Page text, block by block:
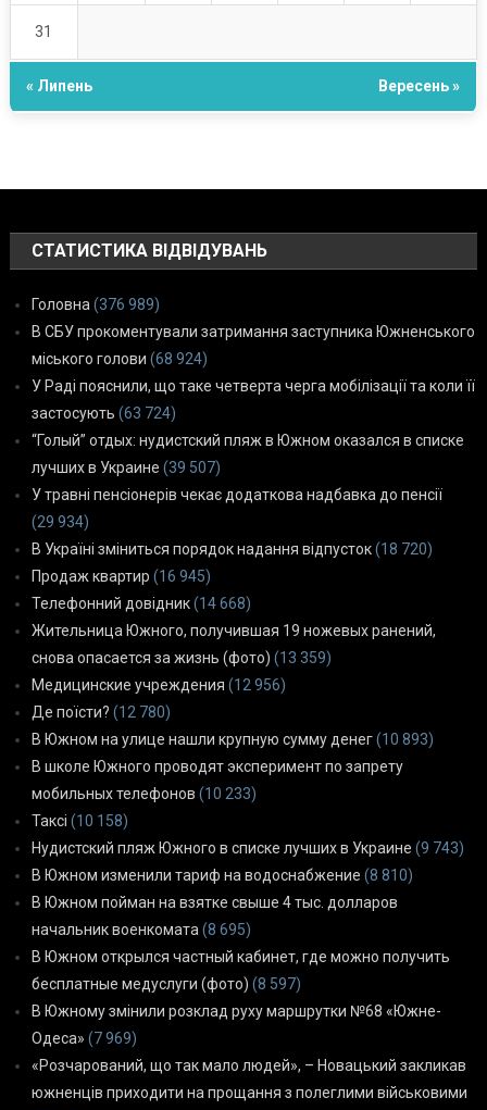
31
« Липень Вересень »
СТАТИСТИКА ВІДВІДУВАНЬ
Головна (376 989)
В СБУ прокоментували затримання заступника Южненського
міського голови (68 924)
У Раді пояснили, що таке четверта черга мобілізації та коли її
застосують (63 724)
“Голый” отдых: нудистский пляж в Южном оказался в списке
лучших в Украине (39 507)
У травні пенсіонерів чекає додаткова надбавка до пенсії
(29 934)
В Україні зміниться порядок надання відпусток(18 720)
Продаж квартир (16 945)
Телефонний довідник(14 668)
Жительница Южного, получившая 19 ножевых ранений,
снова опасается за жизнь (фото) (13 359)
Медицинские учреждения (12 956)
Де поїсти? (12 780)
В Южном на улице нашли крупную сумму денег(10 893)
В школе Южного проводят эксперимент по запрету
мобильных телефонов (10 233)
Таксі (10 158)
Нудистский пляж Южного в списке лучших в Украине (9 743)
В Южном изменили тариф на водоснабжение (8 810)
В Южном пойман на взятке свыше 4 тыс. долларов
начальник военкомата (8 695)
В Южном открылся частный кабинет, где можно получить
бесплатные медуслуги (фото) (8 597)
В Южному змінили розклад руху маршрутки №68 «Южне-
Одеса» (7 969)
«Розчарований, що так мало людей», – Новацький закликав
южненців приходити на прощання з полеглими військовими